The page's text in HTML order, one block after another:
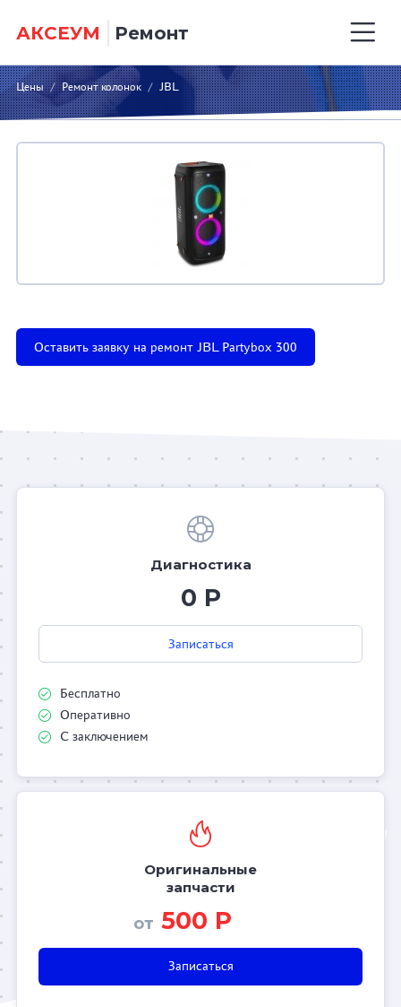
АКСЕУМ Ремонт
Цены / Ремонт колонок / JBL
Оставить заявку на ремонт JBL Partybox 300
Диагностика
0 Р
Записаться
Бесплатно
Оперативно
С заключением
Оригинальные
запчасти
от 500 Р
Записаться